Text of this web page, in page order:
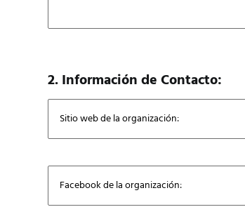
2. Información de Contacto: